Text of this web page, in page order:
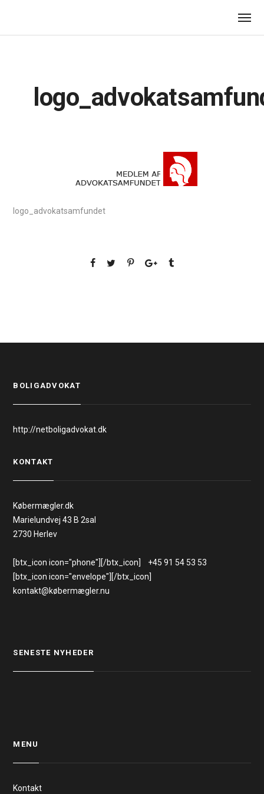
logo_advokatsamfundet
BOLIGADVOKAT
http://netboligadvokat.dk
KONTAKT
Købermægler.dk
Marielundvej 43 B 2sal
2730 Herlev
[btx_icon icon="phone"][/btx_icon] +45 91 54 53 53
[btx_icon icon="envelope"][/btx_icon]
kontakt@købermægler.nu
SENESTE NYHEDER
MENU
Kontakt